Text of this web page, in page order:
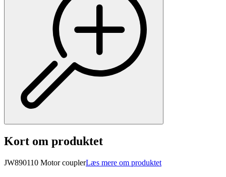
Kort om produktet
JW890110 Motor couplerLæs mere om produktet